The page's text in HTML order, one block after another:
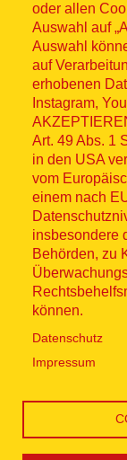
oder allen
Auswahl auf
Auswahl
auf
erhobenen
Instagram,
Art. 49 Abs. 1
in den USA
vom
einem nach
insbesondere
Behörden, zu
können.
Datenschutz
Impressum
© ASB 2026
Impressum
Datenschutz
Kontakt
Lieferkette
Widerruf
Social Media